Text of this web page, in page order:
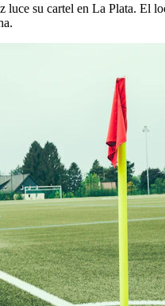
luce su cartel en La Plata. El